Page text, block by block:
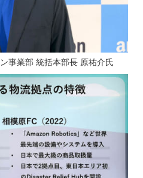
事業部 統括本部長 原祐介氏